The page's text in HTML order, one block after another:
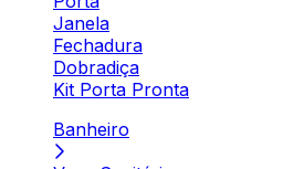
Janela
Fechadura
Dobradiça
Kit Porta Pronta
Banheiro